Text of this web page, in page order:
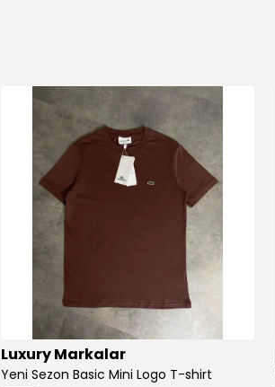
Luxury Markalar
Yeni Sezon Basic Mini Logo T-shirt